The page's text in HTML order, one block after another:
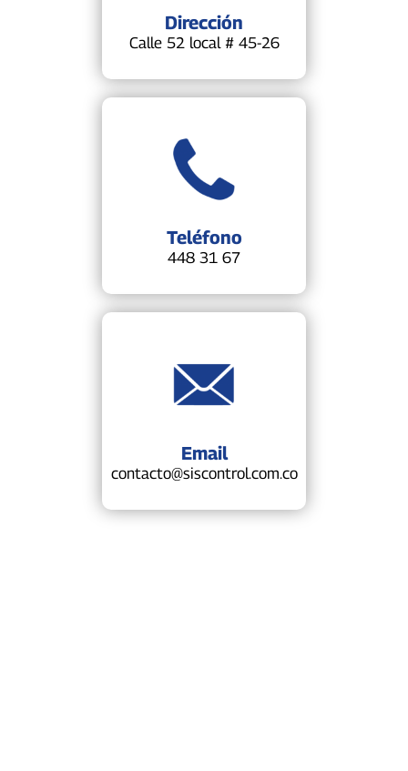
Dirección
Calle 52 local # 45-26
Teléfono
448 31 67
Email
contacto@siscontrol.com.co